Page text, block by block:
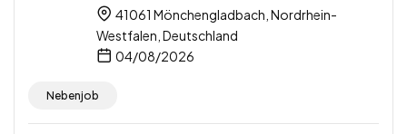
41061 Mönchengladbach, Nordrhein-
Westfalen, Deutschland
04/08/2026
Nebenjob